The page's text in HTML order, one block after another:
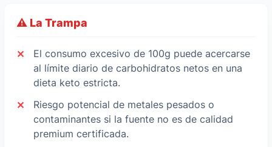
⚠️ La Trampa
El consumo excesivo de 100g puede acercarse
al límite diario de carbohidratos netos en una
dieta keto estricta.
Riesgo potencial de metales pesados o
contaminantes si la fuente no es de calidad
premium certificada.